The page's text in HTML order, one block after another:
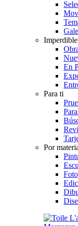
Imperdible
En
Para ti
Por